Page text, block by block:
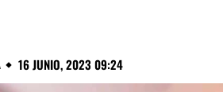
16 JUNIO, 2023 09:24